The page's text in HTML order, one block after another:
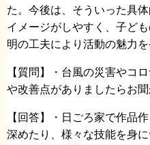
た。今後は、そういった具
イメージがしやすく、子ど
明の工夫により活動の魅力
【質問】・台風の災害やコ
や改善点がありましたらお聞
【回答】・日ごろ家で作品
深めたり、様々な技能を身